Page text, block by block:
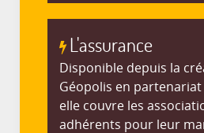
L'assurance
Disponible depuis la
Géopolis en partenariat
elle couvre les
adhérents pour leur